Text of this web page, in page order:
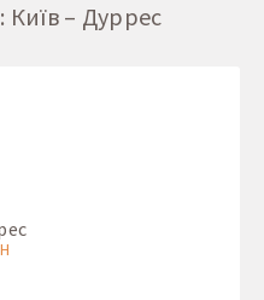
Київ – Дуррес